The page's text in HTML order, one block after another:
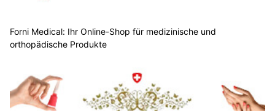
Forni Medical: Ihr Online-Shop für medizinische und
orthopädische Produkte